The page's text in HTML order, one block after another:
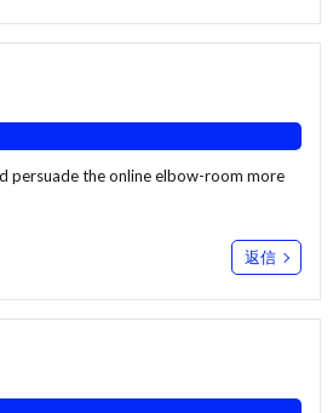
persuade the online elbow-room more
返信